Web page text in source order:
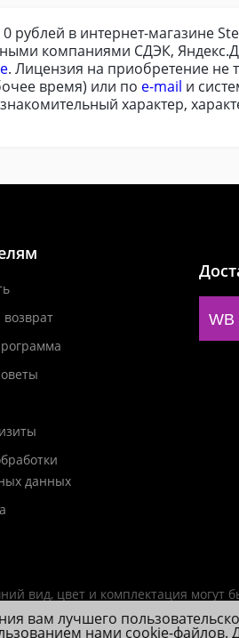
в интернет-магазине
компаниями СДЭК,
. Лицензия на приобретение не
время) или по e-mail и
характер,
данных
WB
вид, цвет и комплектация могут
вам лучшего
нами cookie-файлов.